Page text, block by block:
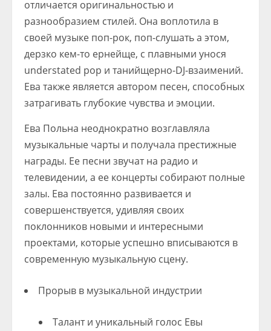
отличается оригинальностью и
разнообразием стилей. Она воплотила в
своей музыке поп-рок, поп-слушать а этом,
дерзко кем-то ернейще, с плавными унося
understated pop и танийщерно-DJ-взаимений.
Ева также является автором песен, способных
затрагивать глубокие чувства и эмоции.
Ева Польна неоднократно возглавляла
музыкальные чарты и получала престижные
награды. Ее песни звучат на радио и
телевидении, а ее концерты собирают полные
залы. Ева постоянно развивается и
совершенствуется, удивляя своих
поклонников новыми и интересными
проектами, которые успешно вписываются в
современную музыкальную сцену.
Прорыв в музыкальной индустрии
Талант и уникальный голос Евы